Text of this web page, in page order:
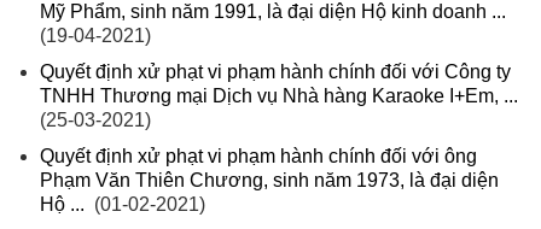
Mỹ Phẩm, sinh năm 1991, là đại diện Hộ kinh doanh ...
(19-04-2021)
Quyết định xử phạt vi phạm hành chính đối với Công ty
TNHH Thương mại Dịch vụ Nhà hàng Karaoke I+Em, ...
(25-03-2021)
Quyết định xử phạt vi phạm hành chính đối với ông
Phạm Văn Thiên Chương, sinh năm 1973, là đại diện
Hộ ... (01-02-2021)